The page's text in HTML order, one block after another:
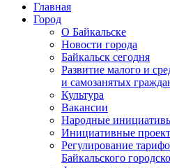
Главная
Город
О Байкальске
Новости города
Байкальск сегодня
Развитие малого и
и самозанятых
Культура
Вакансии
Народные
Инициативные
Регулирование
Байкальского